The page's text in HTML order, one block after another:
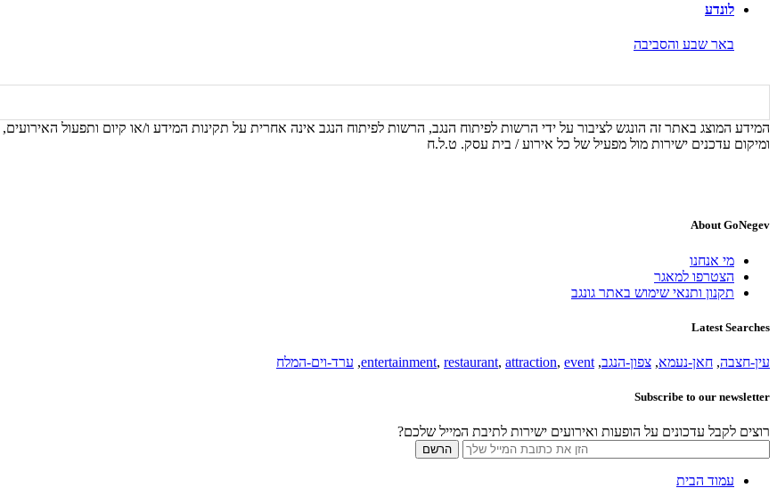
לונדע
באר שבע והסביבה
המידע המוצג באתר זה הונגש לציבור על ידי הרשות לפיתוח הנגב, הרשות לפיתוח הנגב אינה אחרית על תקינות המידע ו/או קיום ותפעול
ומיקום עדכנים ישירות מול מפעיל של כל אירוע / בית עסק. ט.ל.ח
About GoNegev
מי אנחנו
הצטרפו למאגר
תקנון ותנאי שימוש באתר גונגב
Latest Searches
עין-חצבה, חאן-נעמא, צפון-הנגב,
entertainment, restaurant, attraction, event
, ערד-וים-המלח
Subscribe to our newsletter
רוצים לקבל עדכונים על הופעות ואירועים ישירות לתיבת המייל שלכם?
עמוד הבית